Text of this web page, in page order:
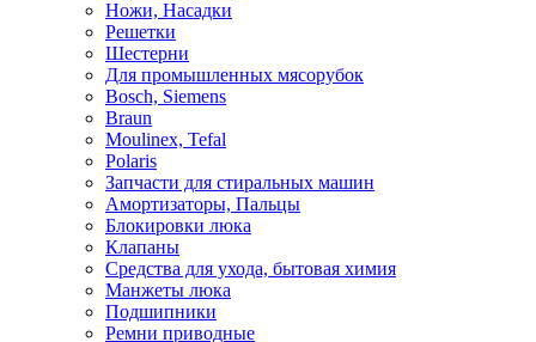
Ножи, Насадки
Решетки
Шестерни
Для промышленных мясорубок
Bosch, Siemens
Braun
Moulinex, Tefal
Polaris
Запчасти для стиральных машин
Амортизаторы, Пальцы
Блокировки люка
Клапаны
Средства для ухода, бытовая химия
Манжеты люка
Подшипники
Ремни приводные